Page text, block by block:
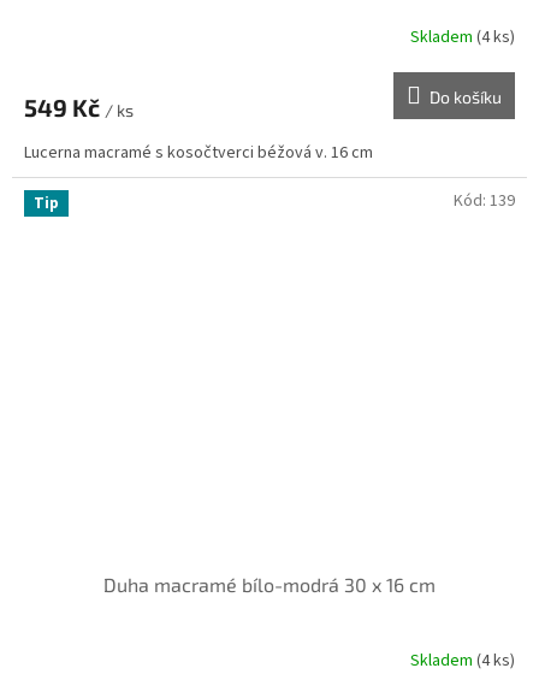
Skladem (4 ks)
549 Kč / ks
Do košíku
Lucerna macramé s kosočtverci béžová v. 16 cm
Tip
Duha macramé bílo-modrá 30 x 16 cm
Skladem (4 ks)
Kód: 139